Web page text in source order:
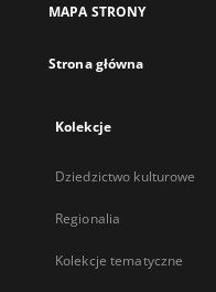
karcie
MAPA STRONY
Strona główna
Kolekcje
Dziedzictwo kulturowe
Regionalia
Kolekcje tematyczne